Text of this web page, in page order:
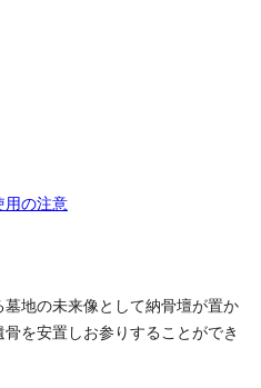
の注意
地の未来像として納骨壇が置か
を安置しお参りすることができ